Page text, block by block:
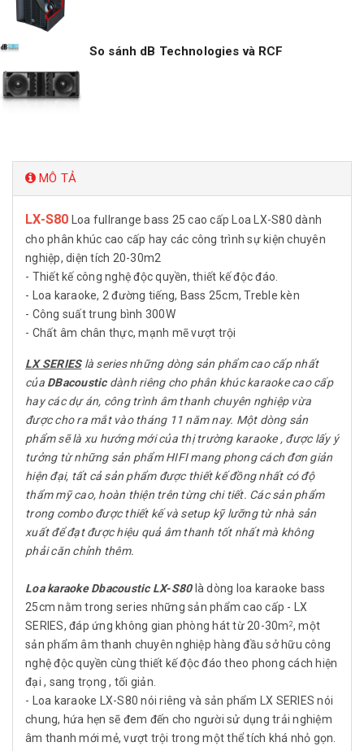
So sánh dB Technologies và RCF
MÔ TẢ
LX-S80 Loa fullrange bass 25 cao cấp Loa LX-S80 dành
cho phân khúc cao cấp hay các công trình sự kiện chuyên
nghiệp, diện tích 20-30m2
- Thiết kế công nghệ độc quyền, thiết kế độc đáo.
- Loa karaoke, 2 đường tiếng, Bass 25cm, Treble kèn
- Công suất trung bình 300W
- Chất âm chân thực, mạnh mẽ vượt trội
LX SERIESlà series những dòng sản phẩm cao cấp nhất
của DBacousticdành riêng cho phân khúc karaoke cao cấp
hay các dự án, công trình âm thanh chuyên nghiệp vừa
được cho ra mắt vào tháng 11 năm nay. Một dòng sản
phẩm sẽ là xu hướng mới của thị trường karaoke , được lấy ý
tưởng từ những sản phẩm HIFI mang phong cách đơn giản
hiện đại, tất cả sản phẩm được thiết kế đồng nhất có độ
thẩm mỹ cao, hoàn thiện trên từng chi tiết. Các sản phẩm
trong combo được thiết kế và setup kỹ lưỡng từ nhà sản
xuất để đạt được hiệu quả âm thanh tốt nhất mà không
phải căn chỉnh thêm.
Loa karaoke Dbacoustic LX-S80là dòng loa karaoke bass
25cm nằm trong series những sản phẩm cao cấp - LX
SERIES, đáp ứng không gian phòng hát từ 20-30m 2, một
sản phẩm âm thanh chuyên nghiệp hàng đầu sở hữu công
nghệ độc quyền cùng thiết kế độc đáo theo phong cách hiện
đại , sang trọng , tối giản.
- Loa karaoke LX-S80 nói riêng và sản phẩm LX SERIES nói
chung, hứa hẹn sẽ đem đến cho người sử dụng trải nghiệm
âm thanh mới mẻ, vượt trội trong một thể tích khá nhỏ gọn.